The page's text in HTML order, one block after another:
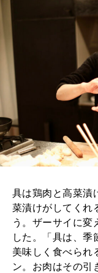
具は鶏肉と高菜漬
菜漬けがしてくれ
う。ザーサイに変
した。「具は、季
美味しく食べられ
ン。お肉はその引